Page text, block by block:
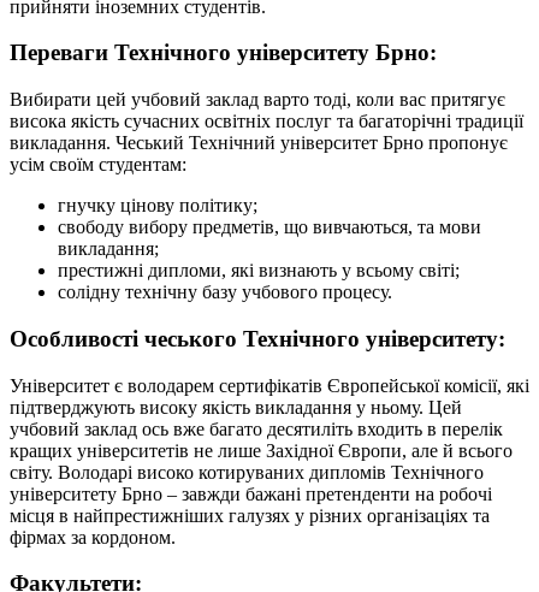
прийняти іноземних студентів.
Переваги Технічного університету Брно:
Вибирати цей учбовий заклад варто тоді, коли вас притягує
висока якість сучасних освітніх послуг та багаторічні традиції
викладання. Чеський Технічний університет Брно пропонує
усім своїм студентам:
гнучку цінову політику;
свободу вибору предметів, що вивчаються, та мови
викладання;
престижні дипломи, які визнають у всьому світі;
солідну технічну базу учбового процесу.
Особливості чеського Технічного університету:
Університет є володарем сертифікатів Європейської комісії, які
підтверджують високу якість викладання у ньому. Цей
учбовий заклад ось вже багато десятиліть входить в перелік
кращих університетів не лише Західної Європи, але й всього
світу. Володарі високо котируваних дипломів Технічного
університету Брно – завжди бажані претенденти на робочі
місця в найпрестижніших галузях у різних організаціях та
фірмах за кордоном.
Факультети: